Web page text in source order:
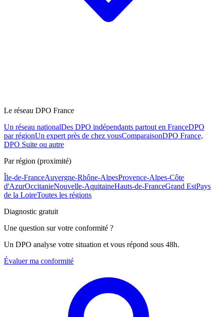
Le réseau DPO France
Un réseau nationalDes DPO indépendants partout en FranceDPO
par régionUn expert près de chez vousComparaisonDPO France,
DPO Suite ou autre
Par région (proximité)
Île-de-FranceAuvergne-Rhône-AlpesProvence-Alpes-Côte
d'AzurOccitanieNouvelle-AquitaineHauts-de-FranceGrand EstPays
de la LoireToutes les régions
Diagnostic gratuit
Une question sur votre conformité ?
Un DPO analyse votre situation et vous répond sous 48h.
Évaluer ma conformité